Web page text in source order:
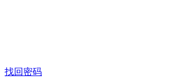
找回密码